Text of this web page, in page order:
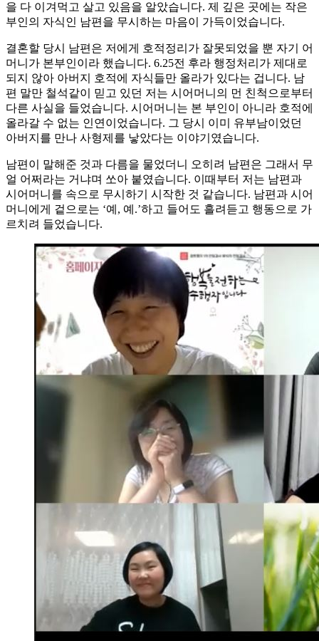
을 다 이겨먹고 살고 있음을 알았습니다. 제 깊은 곳에는 작은
부인의 자식인 남편을 무시하는 마음이 가득이었습니다.
결혼할 당시 남편은 저에게 호적정리가 잘못되었을 뿐 자기 어
머니가 본부인이라 했습니다. 6.25전 후라 행정처리가 제대로
되지 않아 아버지 호적에 자식들만 올라가 있다는 겁니다. 남
편 말만 철석같이 믿고 있던 저는 시어머니의 먼 친척으로부터
다른 사실을 들었습니다. 시어머니는 본 부인이 아니라 호적에
올라갈 수 없는 인연이었습니다. 그 당시 이미 유부남이었던
아버지를 만나 사형제를 낳았다는 이야기였습니다.
남편이 말해준 것과 다름을 물었더니 오히려 남편은 그래서 무
얼 어쩌라는 거냐며 쏘아 붙였습니다. 이때부터 저는 남편과
시어머니를 속으로 무시하기 시작한 것 같습니다. 남편과 시어
머니에게 겉으로는 ‘예, 예.’하고 들어도 흘려듣고 행동으로 가
르치려 들었습니다.